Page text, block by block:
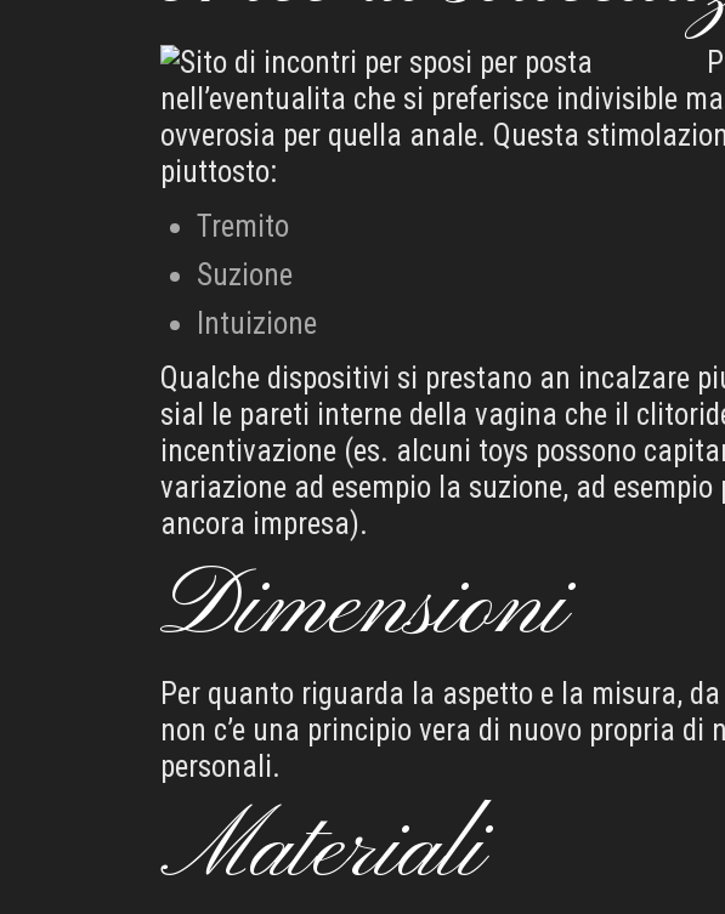
nell’eventualita che si preferisce indivisible
ovverosia per quella anale. Questa
piuttosto:
Tremito
Suzione
Intuizione
Qualche dispositivi si prestano an incalzare
sial le pareti interne della vagina che il
incentivazione (es. alcuni toys possono
variazione ad esempio la suzione, ad
ancora impresa).
Dimensioni
Per quanto riguarda la aspetto e la misura,
non c’e una principio vera di nuovo propria
personali.
Materiali